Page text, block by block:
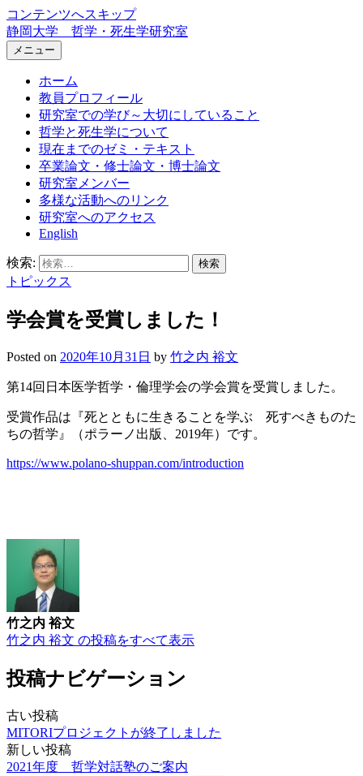
コンテンツへスキップ
静岡大学 哲学・死生学研究室
メニュー
ホーム
教員プロフィール
研究室での学び～大切にしていること
哲学と死生学について
現在までのゼミ・テキスト
卒業論文・修士論文・博士論文
研究室メンバー
多様な活動へのリンク
研究室へのアクセス
English
検索:
トピックス
学会賞を受賞しました！
Posted on 2020年10月31日 by 竹之内 裕文
第14回日本医学哲学・倫理学会の学会賞を受賞しました。
受賞作品は『死とともに生きることを学ぶ 死すべきものた
ちの哲学』（ポラーノ出版、2019年）です。
https://www.polano-shuppan.com/introduction
竹之内 裕文
竹之内 裕文 の投稿をすべて表示
投稿ナビゲーション
古い投稿
MITORIプロジェクトが終了しました
新しい投稿
2021年度 哲学対話塾のご案内